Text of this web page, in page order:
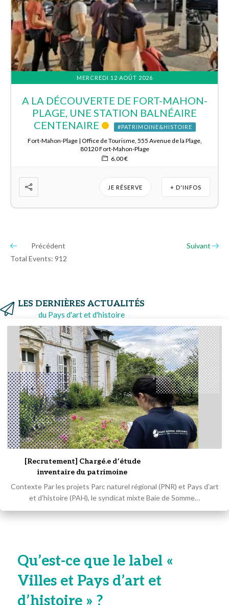
MERCREDI 12 AOÛT 2026
A LA DÉCOUVERTE DE FORT-MAHON-
PLAGE, UNE STATION BALNÉAIRE
CENTENAIRE
#PATRIMOINE&HISTOIRE
Fort-Mahon-Plage | Office de Tourisme, 555 Avenue de la Plage,
80120 Fort-Mahon-Plage
6.00 €
JE RÉSERVE + D'INFOS
Précédent
Suivant
Total Events: 912
LES DERNIÈRES ACTUALITÉS
du Pays d'art et d'histoire
[Recrutement] Chargé.e d’étude
inventaire du patrimoine
Contexte Par les projets Parc naturel régional (PNR) et Pays d’art
et d’histoire (PAH), le syndicat mixte Baie de Somme…
Qu’est-ce que le label «
Villes et Pays d’art et
d’histoire » ?